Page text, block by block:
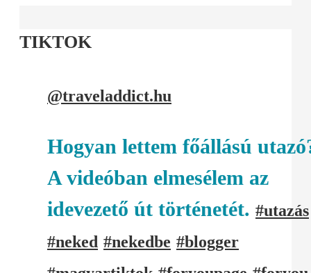
TIKTOK
@traveladdict.hu
Hogyan lettem főállású
A videóban elmesélem az
idevezető út történetét. #utazás
#neked #nekedbe #blogger